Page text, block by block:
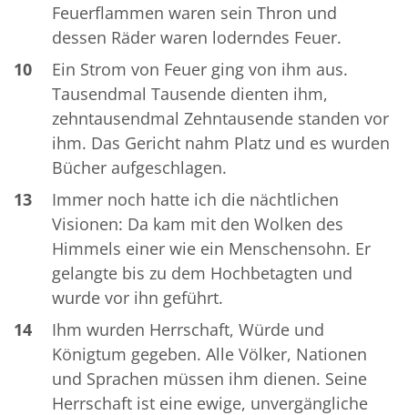
Feuerflammen waren sein Thron und
dessen Räder waren loderndes Feuer.
10
Ein Strom von Feuer ging von ihm aus.
Tausendmal Tausende dienten ihm,
zehntausendmal Zehntausende standen vor
ihm. Das Gericht nahm Platz und es wurden
Bücher aufgeschlagen.
13
Immer noch hatte ich die nächtlichen
Visionen: Da kam mit den Wolken des
Himmels einer wie ein Menschensohn. Er
gelangte bis zu dem Hochbetagten und
wurde vor ihn geführt.
14
Ihm wurden Herrschaft, Würde und
Königtum gegeben. Alle Völker, Nationen
und Sprachen müssen ihm dienen. Seine
Herrschaft ist eine ewige, unvergängliche